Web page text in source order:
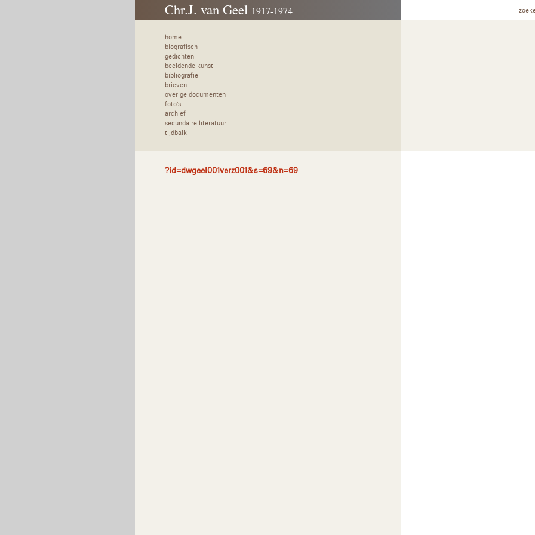
Chr.J. van Geel 1917-1974
home
biografisch
gedichten
beeldende kunst
bibliografie
brieven
overige documenten
foto's
archief
secundaire literatuur
tijdbalk
?id=dwgeel001verz001&s=69&n=69